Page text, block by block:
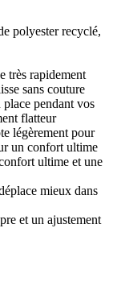
polyester recyclé,
très rapidement
sans couture
pendant vos
flatteur
légèrement pour
un confort ultime
ultime et une
mieux dans
et un ajustement